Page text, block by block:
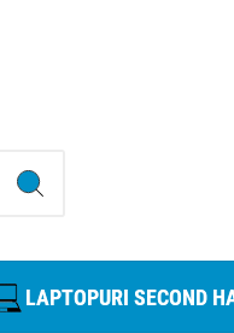
LAPTOPURI SECOND